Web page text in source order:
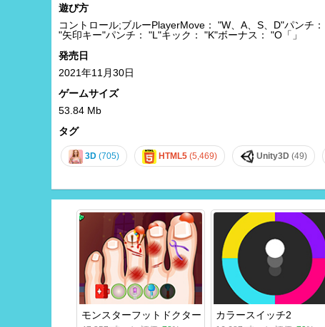
遊び方
コントロール;ブルーPlayerMove： "W、A、S、D"パンチ
"矢印キー"パンチ： "L"キック： "K"ボーナス： "O「」
発売日
2021年11月30日
ゲームサイズ
53.84 Mb
タグ
3D (705) HTML5 (5,469) Unity3D (49)
モンスターフットドクター カラースイッチ2